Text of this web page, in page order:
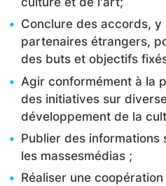
Conclure des accords,
partenaires étrangers,
des buts et objectifs
Agir conformément à la
des initiatives sur
développement de la
Publier des informations
les massesmédias ;
Réaliser une